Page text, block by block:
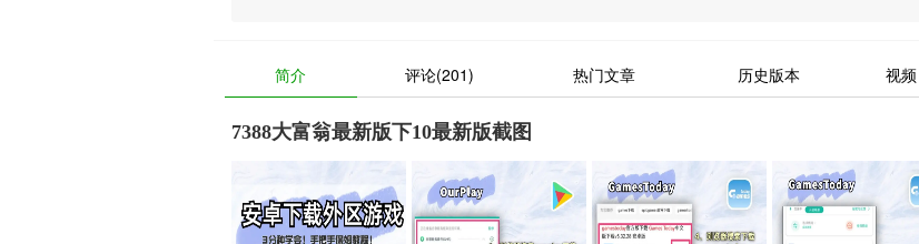
简介 评论(201) 热门文章 历史版本 视频
7388大富翁最新版下10最新版截图